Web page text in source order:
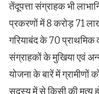
तेंदूपत्ता संग्राहक भी
प्रकरणों में 8 करोड़ 71
गरियाबंद के 70 प्राथमिक
संग्राहकों के मुखिया एवं
योजना के बारें में ग्रामीणों
सदस्य में से किसी की मृत्यु